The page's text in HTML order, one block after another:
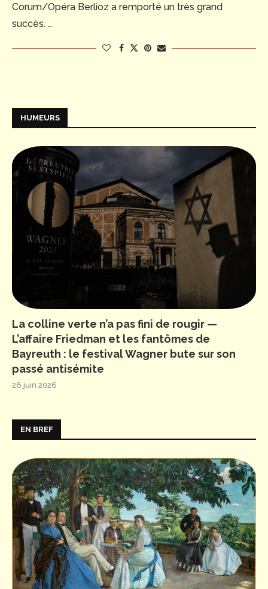
Corum/Opéra Berlioz a remporté un très grand
succès. …
HUMEURS
La colline verte n’a pas fini de rougir —
L’affaire Friedman et les fantômes de
Bayreuth : le festival Wagner bute sur son
passé antisémite
26 juin 2026
EN BREF